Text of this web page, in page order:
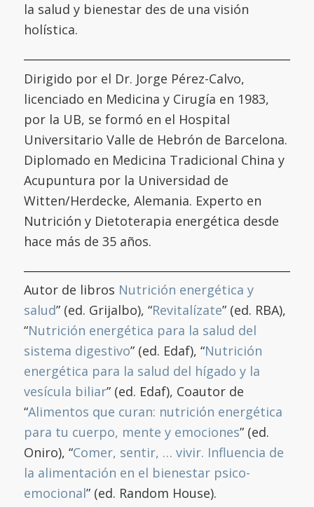
la salud y bienestar des de una visión
holística.
Dirigido por el Dr. Jorge Pérez-Calvo,
licenciado en Medicina y Cirugía en 1983,
por la UB, se formó en el Hospital
Universitario Valle de Hebrón de Barcelona.
Diplomado en Medicina Tradicional China y
Acupuntura por la Universidad de
Witten/Herdecke, Alemania. Experto en
Nutrición y Dietoterapia energética desde
hace más de 35 años.
Autor de libros Nutrición energética y
salud” (ed. Grijalbo), “Revitalízate” (ed. RBA),
“Nutrición energética para la salud del
sistema digestivo” (ed. Edaf), “Nutrición
energética para la salud del hígado y la
vesícula biliar” (ed. Edaf), Coautor de
“Alimentos que curan: nutrición energética
para tu cuerpo, mente y emociones” (ed.
Oniro), “Comer, sentir, … vivir. Influencia de
la alimentación en el bienestar psico-
emocional” (ed. Random House).